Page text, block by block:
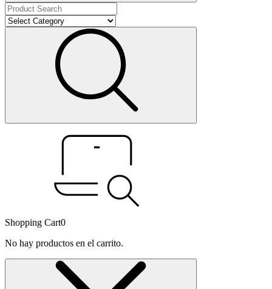
Shopping Cart0
No hay productos en el carrito.